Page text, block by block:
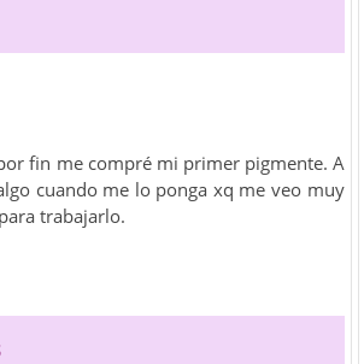
fin me compré mi primer pigmente. A
cuando me lo ponga xq me veo muy
trabajarlo.